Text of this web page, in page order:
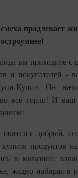
продлевает
вы приходите с
и покупателей -
Купи». Он
во всё горло! И
добрый,
продуктов
в магазине,
жадно набирая в